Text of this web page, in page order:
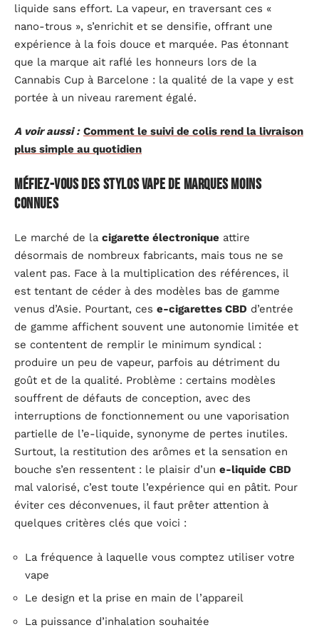
liquide sans effort. La vapeur, en traversant ces «
nano-trous », s’enrichit et se densifie, offrant une
expérience à la fois douce et marquée. Pas étonnant
que la marque ait raflé les honneurs lors de la
Cannabis Cup à Barcelone : la qualité de la vape y est
portée à un niveau rarement égalé.
A voir aussi : Comment le suivi de colis rend la livraison
plus simple au quotidien
Méfiez-vous des stylos vape de marques moins
connues
Le marché de la cigarette électronique attire
désormais de nombreux fabricants, mais tous ne se
valent pas. Face à la multiplication des références, il
est tentant de céder à des modèles bas de gamme
venus d’Asie. Pourtant, ces e-cigarettes CBD d’entrée
de gamme affichent souvent une autonomie limitée et
se contentent de remplir le minimum syndical :
produire un peu de vapeur, parfois au détriment du
goût et de la qualité. Problème : certains modèles
souffrent de défauts de conception, avec des
interruptions de fonctionnement ou une vaporisation
partielle de l’e-liquide, synonyme de pertes inutiles.
Surtout, la restitution des arômes et la sensation en
bouche s’en ressentent : le plaisir d’un e-liquide CBD
mal valorisé, c’est toute l’expérience qui en pâtit. Pour
éviter ces déconvenues, il faut prêter attention à
quelques critères clés que voici :
La fréquence à laquelle vous comptez utiliser votre
vape
Le design et la prise en main de l’appareil
La puissance d’inhalation souhaitée